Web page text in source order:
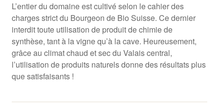
L’entier du domaine est cultivé selon le cahier des
charges strict du Bourgeon de Bio Suisse. Ce dernier
interdit toute utilisation de produit de chimie de
synthèse, tant à la vigne qu’à la cave. Heureusement,
grâce au climat chaud et sec du Valais central,
l’utilisation de produits naturels donne des résultats plus
que satisfaisants !